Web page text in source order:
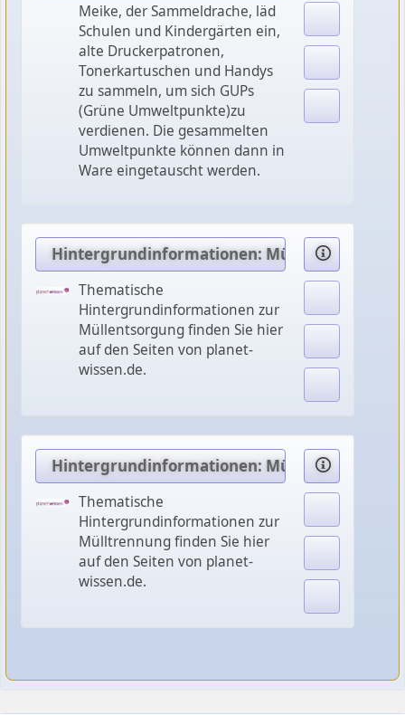
Meike, der Sammeldrache, läd
Schulen und Kindergärten ein,
alte Druckerpatronen,
Tonerkartuschen und Handys
zu sammeln, um sich GUPs
(Grüne Umweltpunkte)zu
verdienen. Die gesammelten
Umweltpunkte können dann in
Ware eingetauscht werden.
Hintergrundinformationen: Müllentsorgung
Thematische
Hintergrundinformationen zur
Müllentsorgung finden Sie hier
auf den Seiten von planet-
wissen.de.
Hintergrundinformationen: Mülltrennung
Thematische
Hintergrundinformationen zur
Mülltrennung finden Sie hier
auf den Seiten von planet-
wissen.de.